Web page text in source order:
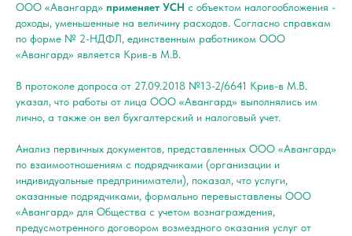
ООО «Авангард» применяет УСН с объектом налогообложения -
доходы, уменьшенные на величину расходов. Согласно справкам
по форме № 2-НДФЛ, единственным работником ООО
«Авангард» является Крив-в М.В.
В протоколе допроса от 27.09.2018 №13-2/6641 Крив-в М.В.
указал, что работы от лица ООО «Авангард» выполнялись им
лично, а также он вел бухгалтерский и налоговый учет.
Анализ первичных документов, представленных ООО «Авангард»
по взаимоотношениям с подрядчиками (организации и
индивидуальные предприниматели), показал, что услуги,
оказанные подрядчиками, формально перевыставлены ООО
«Авангард» для Общества с учетом вознаграждения,
предусмотренного договором возмездного оказания услуг от